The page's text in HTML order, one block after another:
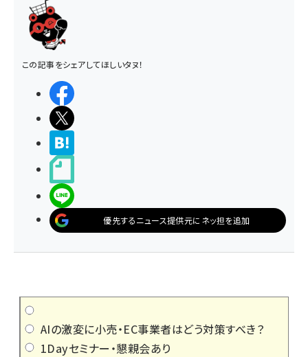
この記事をシェアしてほしいタヌ！
優先するニュース提供元にネッ担を追加
AIの激変に小売・EC事業者はどう対策すべき？
1Dayセミナー・懇親会あり